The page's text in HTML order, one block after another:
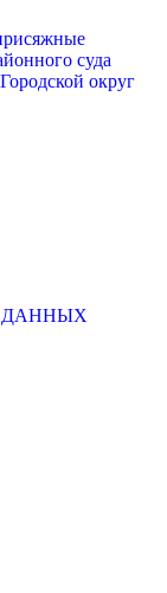
суда
округ
ДАННЫХ